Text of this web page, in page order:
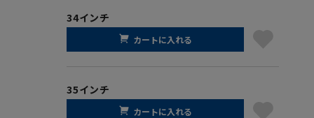
34インチ
カートに入れる
35インチ
カートに入れる